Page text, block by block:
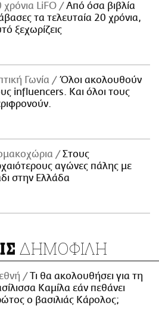
χρόνια LiFO
Από όσα βιβλία
τα τελευταία 20 χρόνια,
ξεχωρίζεις
Γωνία
Όλοι ακολουθούν
influencers. Και όλοι τους
Στους
αγώνες πάλης με
στην Ελλάδα
ΔΗΜΟΦΙΛΗ
Τι θα ακολουθήσει για τη
Καμίλα εάν πεθάνει
ο βασιλιάς Κάρολος;